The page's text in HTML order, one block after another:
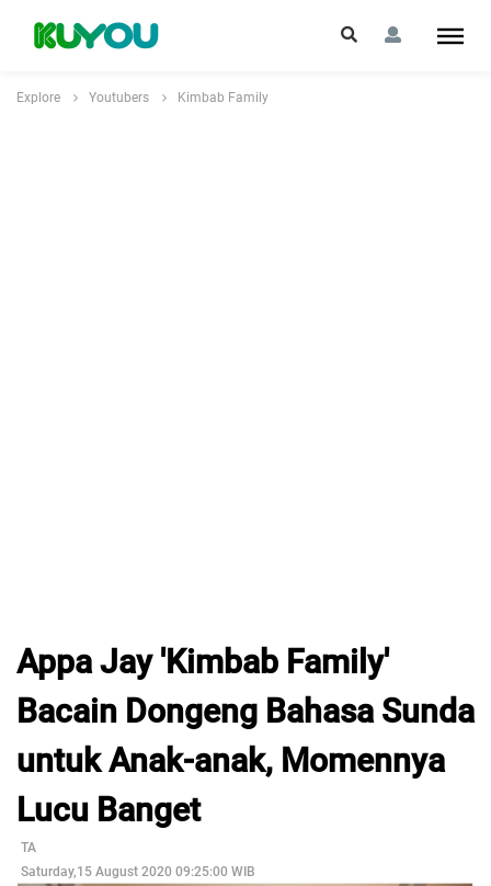
Explore Youtubers Kimbab Family
Appa Jay 'Kimbab Family'
Bacain Dongeng Bahasa Sunda
untuk Anak-anak, Momennya
Lucu Banget
TA
Saturday,15 August 2020 09:25:00 WIB